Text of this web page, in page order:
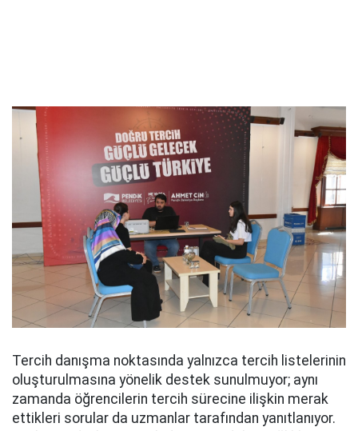
Tercih danışma noktasında yalnızca tercih listelerinin
oluşturulmasına yönelik destek sunulmuyor; aynı
zamanda öğrencilerin tercih sürecine ilişkin merak
ettikleri sorular da uzmanlar tarafından yanıtlanıyor.